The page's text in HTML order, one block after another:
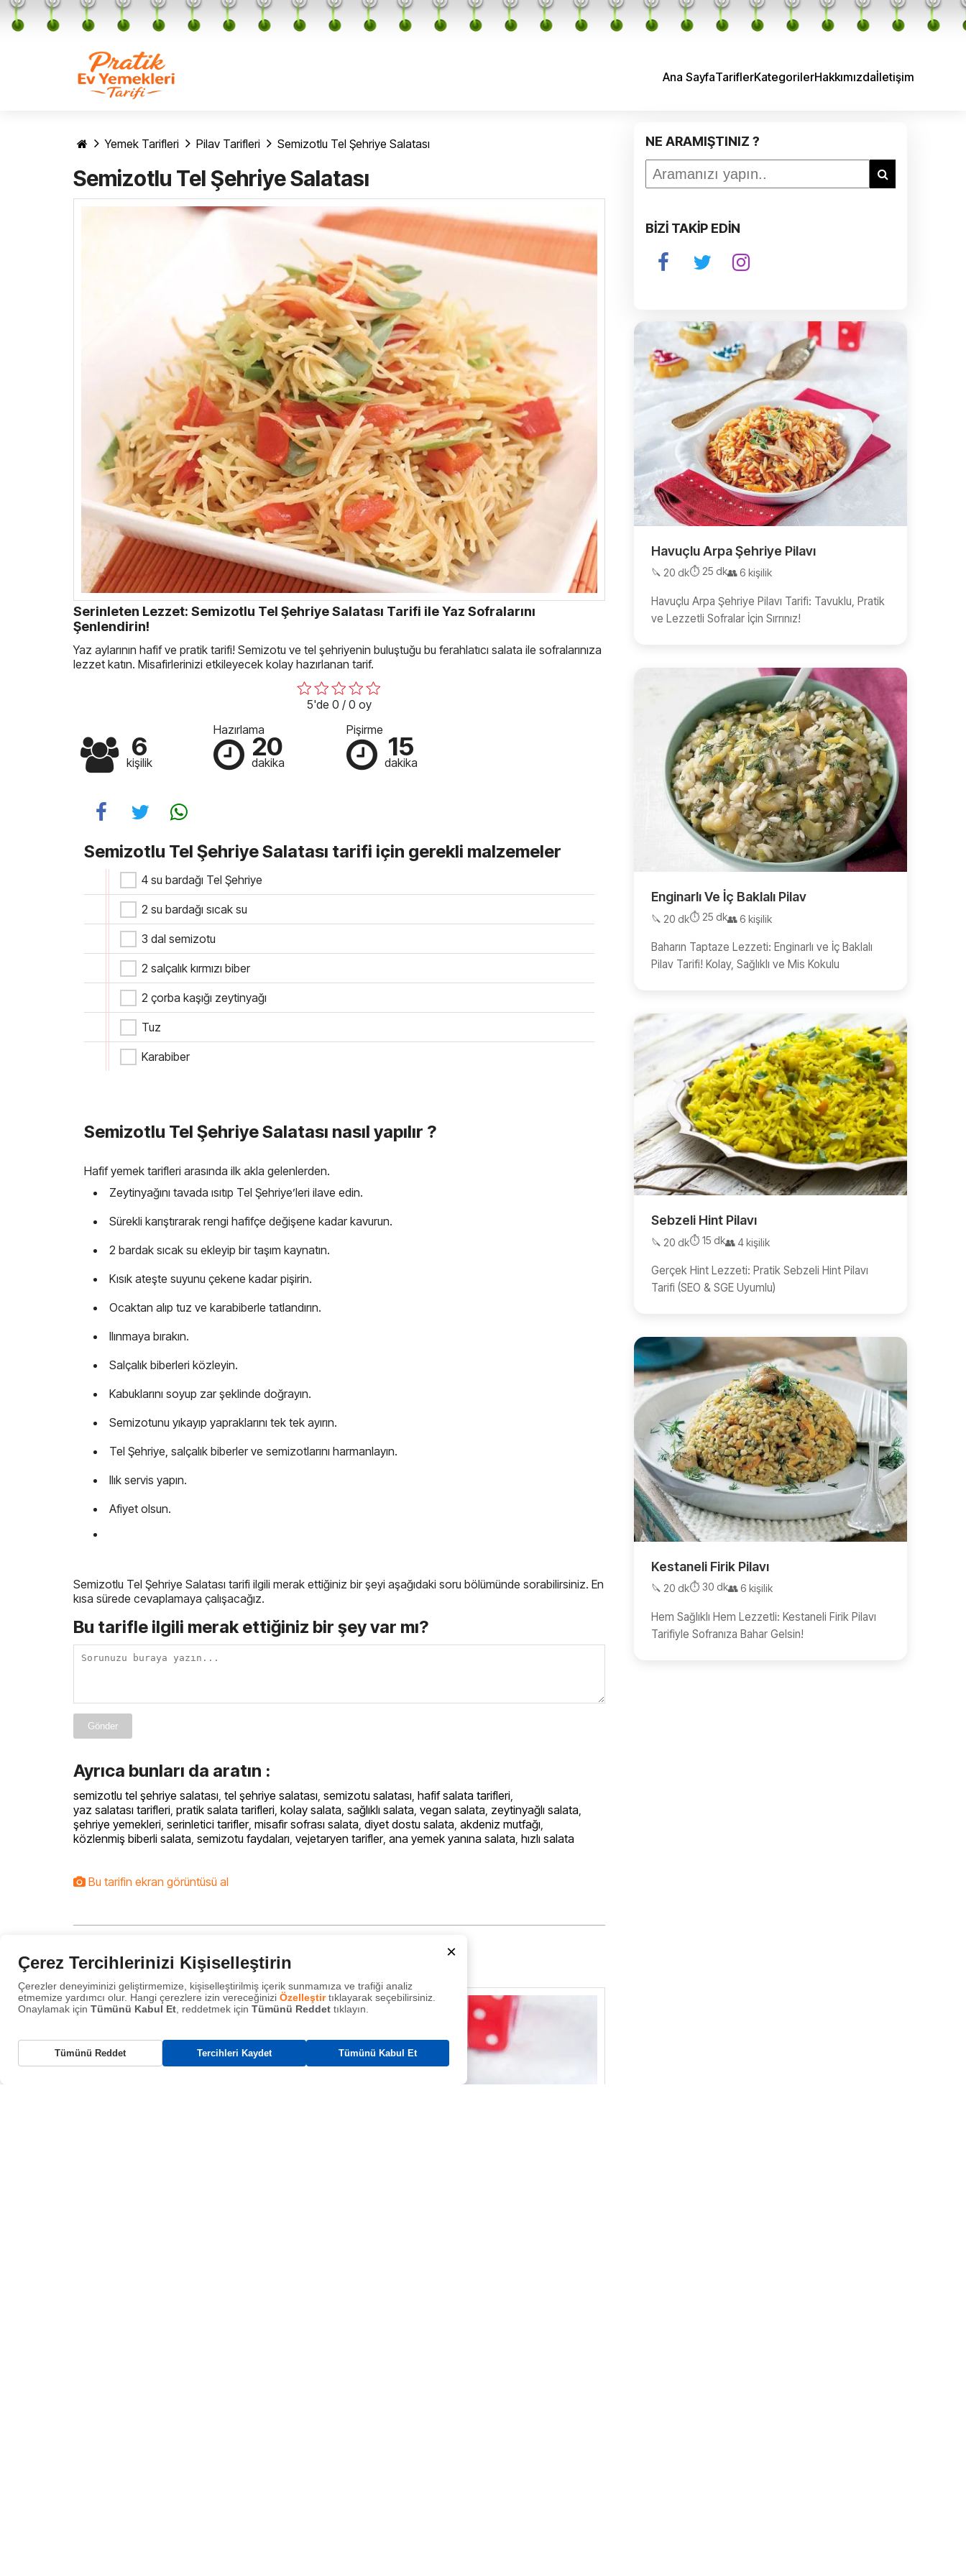
Ana SayfaTariflerKategorilerHakkımızdaİletişim
Yemek Tarifleri Pilav Tarifleri Semizotlu Tel Şehriye Salatası
Semizotlu Tel Şehriye Salatası
Serinleten Lezzet: Semizotlu Tel Şehriye Salatası Tarifi ile Yaz Sofralarını
Şenlendirin!
Yaz aylarının hafif ve pratik tarifi! Semizotu ve tel şehriyenin buluştuğu bu ferahlatıcı salata ile sofralarınıza
lezzet katın. Misafirlerinizi etkileyecek kolay hazırlanan tarif.
5'de 0 / 0 oy
6
kişilik
Hazırlama
20
dakika
Pişirme
15
dakika
Semizotlu Tel Şehriye Salatası tarifi için gerekli malzemeler
4 su bardağı Tel Şehriye
2 su bardağı sıcak su
3 dal semizotu
2 salçalık kırmızı biber
2 çorba kaşığı zeytinyağı
Tuz
Karabiber
Semizotlu Tel Şehriye Salatası nasıl yapılır ?
Hafif yemek tarifleri arasında ilk akla gelenlerden.
Zeytinyağını tavada ısıtıp Tel Şehriye’leri ilave edin.
Sürekli karıştırarak rengi hafifçe değişene kadar kavurun.
2 bardak sıcak su ekleyip bir taşım kaynatın.
Kısık ateşte suyunu çekene kadar pişirin.
Ocaktan alıp tuz ve karabiberle tatlandırın.
Ilınmaya bırakın.
Salçalık biberleri közleyin.
Kabuklarını soyup zar şeklinde doğrayın.
Semizotunu yıkayıp yapraklarını tek tek ayırın.
Tel Şehriye, salçalık biberler ve semizotlarını harmanlayın.
Ilık servis yapın.
Afiyet olsun.
Semizotlu Tel Şehriye Salatası tarifi ilgili merak ettiğiniz bir şeyi aşağıdaki soru bölümünde sorabilirsiniz. En
kısa sürede cevaplamaya çalışacağız.
Bu tarifle ilgili merak ettiğiniz bir şey var mı?
Gönder
Ayrıca bunları da aratın :
semizotlu tel şehriye salatası, tel şehriye salatası, semizotu salatası, hafif salata tarifleri,
yaz salatası tarifleri, pratik salata tarifleri, kolay salata, sağlıklı salata, vegan salata, zeytinyağlı salata,
şehriye yemekleri, serinletici tarifler, misafir sofrası salata, diyet dostu salata, akdeniz mutfağı,
közlenmiş biberli salata, semizotu faydaları, vejetaryen tarifler, ana yemek yanına salata, hızlı salata
Bu tarifin ekran görüntüsü al
Havuçlu Arpa Şehriye Pilavı
NE ARAMIŞTINIZ ?
BİZİ TAKİP EDİN
Havuçlu Arpa Şehriye Pilavı
🔪 20 dk⏱️ 25 dk👥 6 kişilik
Havuçlu Arpa Şehriye Pilavı Tarifi: Tavuklu, Pratik
ve Lezzetli Sofralar İçin Sırrınız!
Enginarlı Ve İç Baklalı Pilav
🔪 20 dk⏱️ 25 dk👥 6 kişilik
Baharın Taptaze Lezzeti: Enginarlı ve İç Baklalı
Pilav Tarifi! Kolay, Sağlıklı ve Mis Kokulu
Sebzeli Hint Pilavı
🔪 20 dk⏱️ 15 dk👥 4 kişilik
Gerçek Hint Lezzeti: Pratik Sebzeli Hint Pilavı
Tarifi (SEO & SGE Uyumlu)
Kestaneli Firik Pilavı
🔪 20 dk⏱️ 30 dk👥 6 kişilik
Hem Sağlıklı Hem Lezzetli: Kestaneli Firik Pilavı
Tarifiyle Sofranıza Bahar Gelsin!
×
Çerez Tercihlerinizi Kişiselleştirin
Çerezler deneyiminizi geliştirmemize, kişiselleştirilmiş içerik sunmamıza ve trafiği analiz
etmemize yardımcı olur. Hangi çerezlere izin vereceğinizi Özelleştirtıklayarak seçebilirsiniz.
Onaylamak için Tümünü Kabul Et , reddetmek için Tümünü Reddet tıklayın.
Gerekli Çerezler
Bu çerezler, web sitemizin çalışması için gereklidir ve sistemlerimizde
Tümünü Reddet Tercihleri Kaydet Tümünü Kabul Et